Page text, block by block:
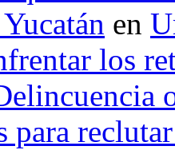
en
los
para